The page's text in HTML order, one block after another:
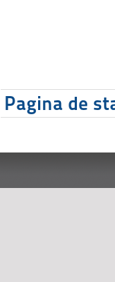
Pagina de